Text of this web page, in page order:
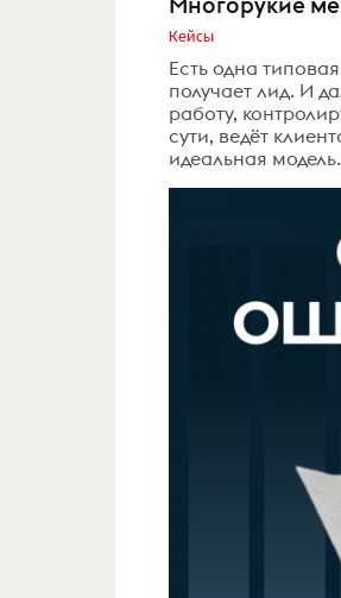
Кейсы
Есть одна
получает лид. И
работу,
сути, ведёт
идеальная